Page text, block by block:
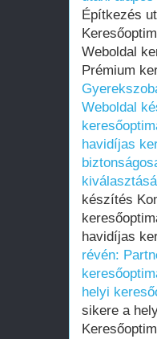
Építkezés
Weboldal
Prémium
Weboldal
havidíjas
készítés
havidíjas
révén:
helyi
sikere a